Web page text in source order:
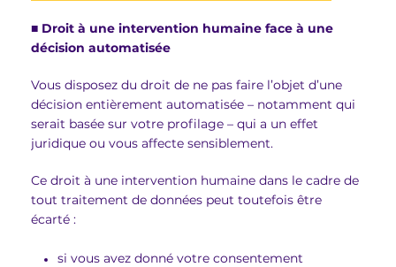
■ Droit à une intervention humaine face à une
décision automatisée
Vous disposez du droit de ne pas faire l’objet d’une
décision entièrement automatisée – notamment qui
serait basée sur votre profilage – qui a un effet
juridique ou vous affecte sensiblement.
Ce droit à une intervention humaine dans le cadre de
tout traitement de données peut toutefois être
écarté :
si vous avez donné votre consentement